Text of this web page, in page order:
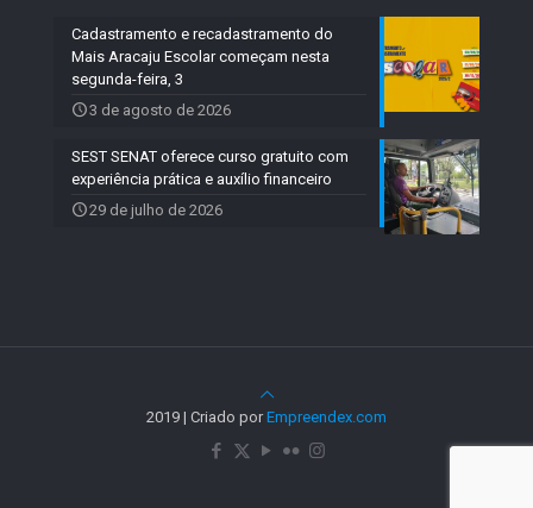
Cadastramento e recadastramento do
Mais Aracaju Escolar começam nesta
segunda-feira, 3
3 de agosto de 2026
SEST SENAT oferece curso gratuito com
experiência prática e auxílio financeiro
29 de julho de 2026
2019 | Criado porEmpreendex.com